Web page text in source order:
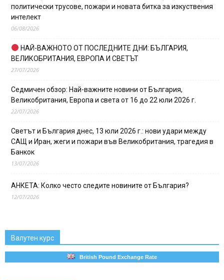
политически трусове, пожари и новата битка за изкуствения
интелект
06/08/2026
НАЙ-ВАЖНОТО ОТ ПОСЛЕДНИТЕ ДНИ: БЪЛГАРИЯ,
ВЕЛИКОБРИТАНИЯ, ЕВРОПА И СВЕТЪТ
27/07/2026
Седмичен обзор: Най-важните новини от България,
Великобритания, Европа и света от 16 до 22 юли 2026 г.
22/07/2026
Светът и България днес, 13 юли 2026 г.: нови удари между
САЩ и Иран, жеги и пожари във Великобритания, трагедия в
Банкок
13/07/2026
АНКЕТА: Колко често следите новините от България?
12/07/2026
Валутен курс
British Pound Exchange Rate